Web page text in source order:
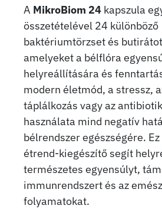
A MikroBiom 24 kapszula
összetételével 24 különböző
baktériumtörzset és
amelyeket a bélflóra
helyreállítására és
modern életmód, a stressz,
táplálkozás vagy az
használata mind negatív
bélrendszer egészségére.
étrend-kiegészítő segít
természetes egyensúlyt,
immunrendszert és az
folyamatokat.